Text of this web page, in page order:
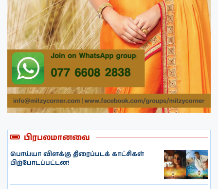
பிரபலமானவை
பொய்யா விளக்கு திரைப்படக் காட்சிகள்
பிற்போடப்பட்டன!